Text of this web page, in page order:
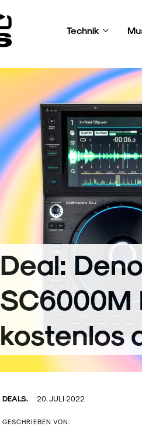
Technik
Deal:
SC6000M
kostenlos
DEALS. 20. JULI 2022
GESCHRIEBEN VON: